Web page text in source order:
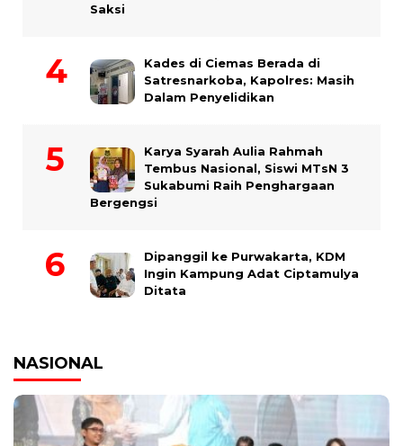
Saksi
Kades di Ciemas Berada di
Satresnarkoba, Kapolres: Masih
Dalam Penyelidikan
Karya Syarah Aulia Rahmah
Tembus Nasional, Siswi MTsN 3
Sukabumi Raih Penghargaan
Bergengsi
Dipanggil ke Purwakarta, KDM
Ingin Kampung Adat Ciptamulya
Ditata
NASIONAL